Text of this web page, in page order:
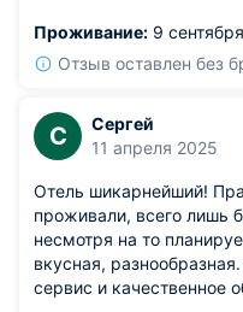
равно есть, где
Проживание: 9
Отзыв оставлен без
С
Сергей
11 апреля 2025
Отель шикарнейший!
проживали, всего лишь
несмотря на то
вкусная,
сервис и качественное